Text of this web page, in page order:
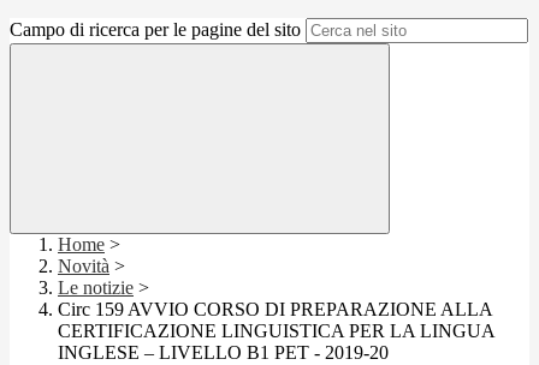
Campo di ricerca per le pagine del sito
Home >
Novità >
Le notizie >
Circ 159 AVVIO CORSO DI PREPARAZIONE ALLA
CERTIFICAZIONE LINGUISTICA PER LA LINGUA
INGLESE – LIVELLO B1 PET - 2019-20